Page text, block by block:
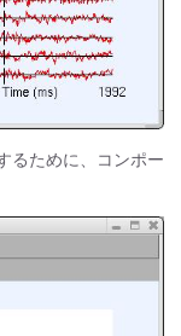
るために、コンポー